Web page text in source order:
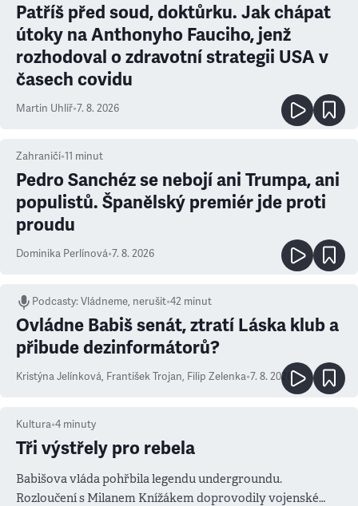
Patříš před soud, doktůrku. Jak chápat
útoky na Anthonyho Fauciho, jenž
rozhodoval o zdravotní strategii USA v
časech covidu
Martin Uhlíř•7. 8. 2026
Zahraničí•11 minut
Pedro Sanchéz se nebojí ani Trumpa, ani
populistů. Španělský premiér jde proti
proudu
Dominika Perlínová•7. 8. 2026
Podcasty:Vládneme, nerušit•42 minut
Ovládne Babiš senát, ztratí Láska klub a
přibude dezinformátorů?
Kristýna Jelínková, František Trojan, Filip Zelenka•7. 8. 2026
Kultura•4 minuty
Tři výstřely pro rebela
Babišova vláda pohřbila legendu undergroundu.
Rozloučení s Milanem Knížákem doprovodily vojenské